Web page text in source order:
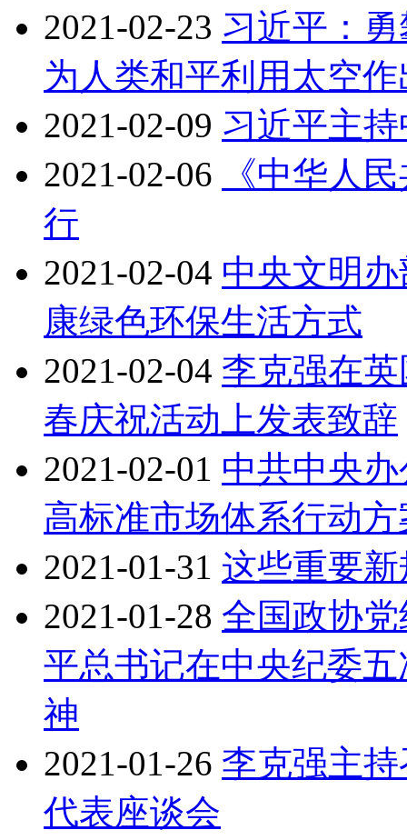
2021-02-23 习近平：
为人类和平利用太空
2021-02-09 习近平主
2021-02-06
《中华人
行
2021-02-04 中央文明
康绿色环保生活方式
2021-02-04 李克强在
春庆祝活动上发表致辞
2021-02-01 中共中央
高标准市场体系行动方
2021-01-31 这些重要
2021-01-28 全国政协
平总书记在中央纪委
神
2021-01-26 李克强主
代表座谈会